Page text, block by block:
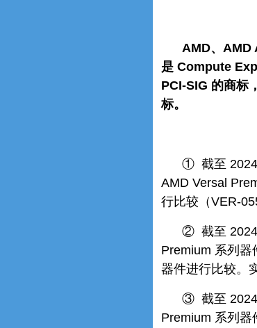
AMD、AMD
是 Compute
PCI-SIG 的商标
标。
① 截至 2024
AMD Versal
行比较（VER-
② 截至 2024
Premium 系列器
器件进行比较。
③ 截至 2024
Premium 系列器